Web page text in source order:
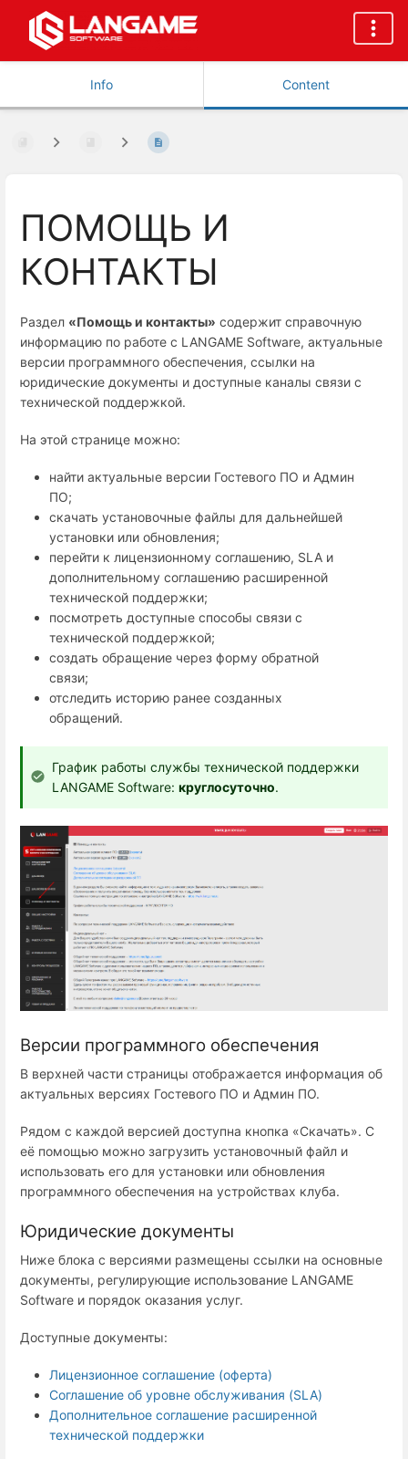
Info Content
ПОМОЩЬ И
КОНТАКТЫ
Раздел «Помощь и контакты» содержит справочную
информацию по работе с LANGAME Software, актуальные
версии программного обеспечения, ссылки на
юридические документы и доступные каналы связи с
технической поддержкой.
На этой странице можно:
найти актуальные версии Гостевого ПО и Админ
ПО;
скачать установочные файлы для дальнейшей
установки или обновления;
перейти к лицензионному соглашению, SLA и
дополнительному соглашению расширенной
технической поддержки;
посмотреть доступные способы связи с
технической поддержкой;
создать обращение через форму обратной
связи;
отследить историю ранее созданных
обращений.
График работы службы технической поддержки
LANGAME Software: круглосуточно.
Версии программного обеспечения
В верхней части страницы отображается информация об
актуальных версиях Гостевого ПО и Админ ПО.
Рядом с каждой версией доступна кнопка «Скачать». С
её помощью можно загрузить установочный файл и
использовать его для установки или обновления
программного обеспечения на устройствах клуба.
Юридические документы
Ниже блока с версиями размещены ссылки на основные
документы, регулирующие использование LANGAME
Software и порядок оказания услуг.
Доступные документы:
Лицензионное соглашение (оферта)
Соглашение об уровне обслуживания (SLA)
Дополнительное соглашение расширенной
технической поддержки